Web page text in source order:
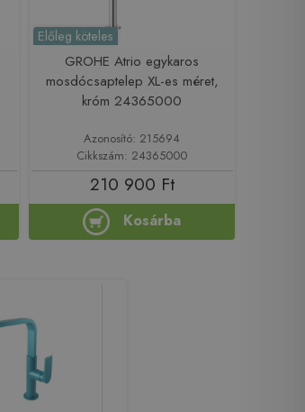
Előleg köteles
GROHE Atrio egykaros
mosdócsaptelep XL-es méret,
króm 24365000
Azonosító: 215694
Cikkszám: 24365000
210 900 Ft
Kosárba